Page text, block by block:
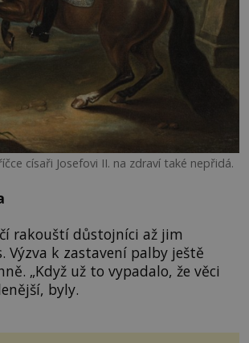
císaři Josefovi II. na zdraví také nepřidá.
rakouští důstojníci až jim
Výzva k zastavení palby ještě
„Když už to vypadalo, že věci
byly.